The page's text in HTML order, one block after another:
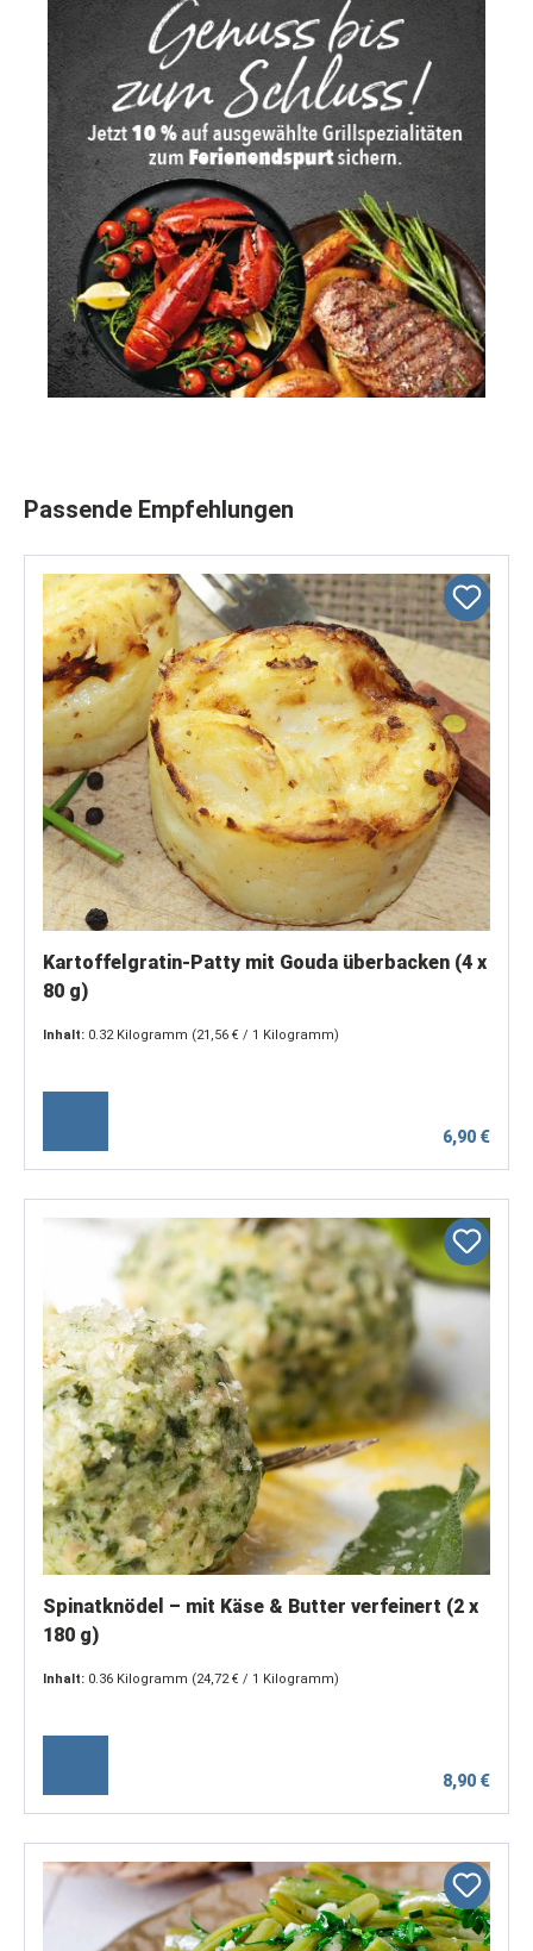
Produktgalerie überspringen
Passende Empfehlungen
Kartoffelgratin-Patty mit Gouda überbacken (4 x
80 g)
Inhalt: 0.32 Kilogramm (21,56 € / 1 Kilogramm)
6,90 €
Spinatknödel – mit Käse & Butter verfeinert (2 x
180 g)
Inhalt: 0.36 Kilogramm (24,72 € / 1 Kilogramm)
8,90 €